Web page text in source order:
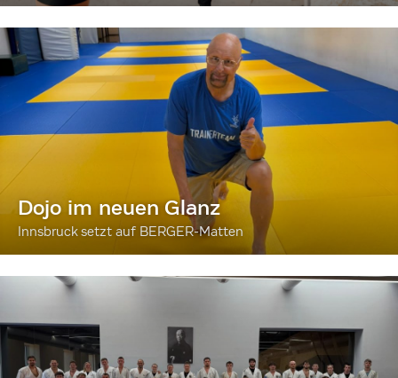
Dojo im neuen Glanz
Innsbruck setzt auf BERGER-Matten